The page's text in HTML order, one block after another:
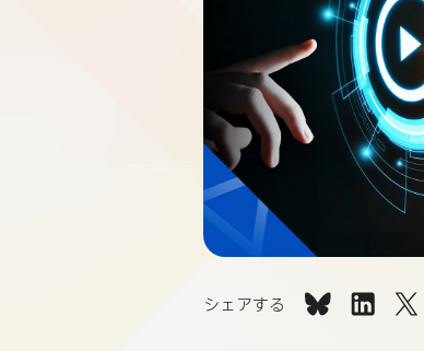
シェアする
ビ
ビ
ビ